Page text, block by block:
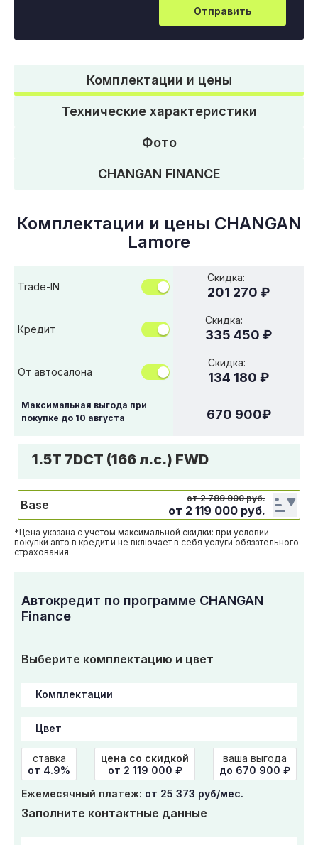
Отправить
Комплектации и цены
Технические характеристики
Фото
CHANGAN FINANCE
Комплектации и цены CHANGAN
Lamore
Trade-IN
Скидка:
201 270 ₽
Кредит
Скидка:
335 450 ₽
От автосалона
Скидка:
134 180 ₽
Максимальная выгода при
покупке до 10 августа 670 900₽
1.5T 7DCT (166 л.с.) FWD
Base от 2 789 900 руб.
от 2 119 000 руб.
*Цена указана с учетом максимальной скидки: при условии
покупки авто в кредит и не включает в себя услуги обязательного
страхования
Автокредит по программе CHANGAN
Finance
Выберите комплектацию и цвет
ставка
от 4.9%
цена со скидкой
от 2 119 000 ₽
ваша выгода
до 670 900 ₽
Ежемесячный платеж: от 25 373 руб/мес.
Заполните контактные данные